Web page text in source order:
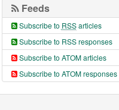
Feeds
Subscribe to RSSarticles
Subscribe to RSS responses
Subscribe to ATOM articles
Subscribe to ATOM responses